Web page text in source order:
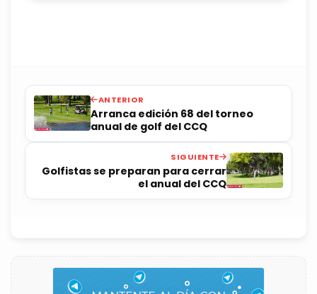
ANTERIOR
Arranca edición 68 del torneo
anual de golf del CCQ
SIGUIENTE
Golfistas se preparan para cerrar
el anual del CCQ